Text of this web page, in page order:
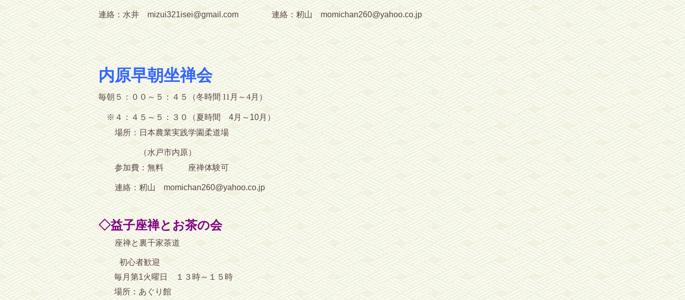
連絡：水井 mizui321isei@gmail.com 連絡：籾山 momichan260@yahoo.co.jp
内原早朝坐禅会
毎朝５：００～５：４５（冬時間 11月～4月）
※４：４５～５：３０（夏時間 4月～10月）
場所：日本農業実践学園柔道場
（水戸市内原）
参加費：無料 座禅体験可
連絡：籾山 momichan260@yahoo.co.jp
◇益子座禅とお茶の会
座禅と裏千家茶道
初心者歓迎
毎月第1火曜日 １３時～１５時
場所：あぐり館